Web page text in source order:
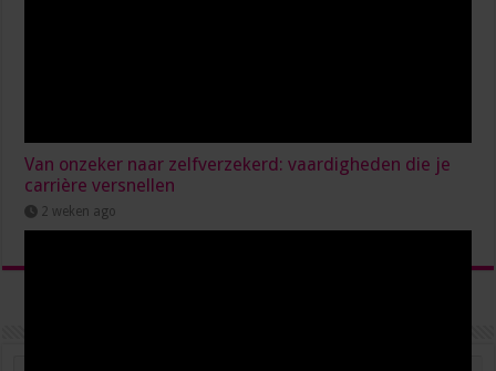
Van onzeker naar zelfverzekerd: vaardigheden die je
carrière versnellen
2 weken ago